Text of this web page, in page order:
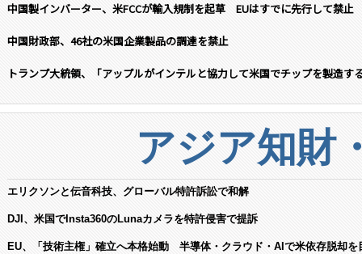
中国製インバーター、米FCCが輸入規制を起草 EUはすでに先行して禁止
中国財政部、46社の米国企業製品の調達を禁止
トランプ大統領、「アップルがインテルと協力して米国でチップを製造す
アジア知財
エリクソンと伝音科技、グローバル特許訴訟で和解
DJI、米国でInsta360のLunaカメラを特許侵害で提訴
EU、「技術主権」確立へ本格始動 半導体・クラウド・AIで米依存脱却を